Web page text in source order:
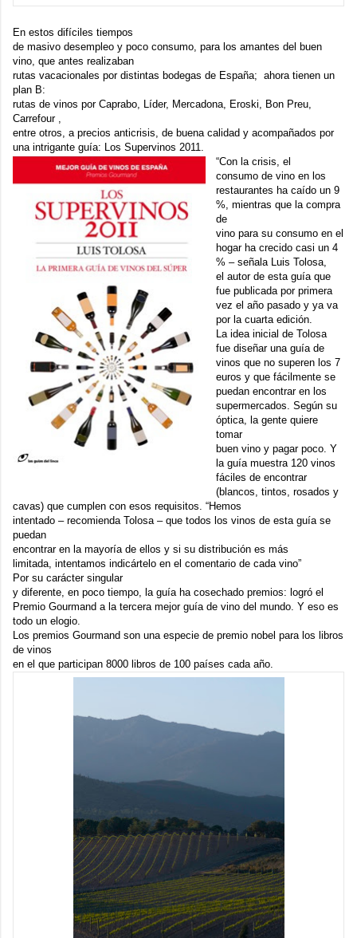
En estos difíciles tiempos
de masivo desempleo y poco consumo, para los amantes del buen
vino, que antes realizaban
rutas vacacionales por distintas bodegas de España; ahora tienen un
plan B:
rutas de vinos por Caprabo, Líder, Mercadona, Eroski, Bon Preu,
Carrefour ,
entre otros, a precios anticrisis, de buena calidad y acompañados por
una intrigante guía: Los Supervinos 2011.
“Con la crisis, el
consumo de vino en los
restaurantes ha caído un 9
%, mientras que la compra
de
vino para su consumo en el
hogar ha crecido casi un 4
% – señala Luis Tolosa,
el autor de esta guía que
fue publicada por primera
vez el año pasado y ya va
por la cuarta edición.
La idea inicial de Tolosa
fue diseñar una guía de
vinos que no superen los 7
euros y que fácilmente se
puedan encontrar en los
supermercados. Según su
óptica, la gente quiere
tomar
buen vino y pagar poco. Y
la guía muestra 120 vinos
fáciles de encontrar
(blancos, tintos, rosados y
cavas) que cumplen con esos requisitos. “Hemos
intentado – recomienda Tolosa – que todos los vinos de esta guía se
puedan
encontrar en la mayoría de ellos y si su distribución es más
limitada, intentamos indicártelo en el comentario de cada vino”
Por su carácter singular
y diferente, en poco tiempo, la guía ha cosechado premios: logró el
Premio Gourmand a la tercera mejor guía de vino del mundo. Y eso es
todo un elogio.
Los premios Gourmand son una especie de premio nobel para los libros
de vinos
en el que participan 8000 libros de 100 países cada año.